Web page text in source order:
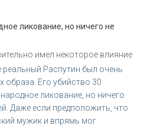
ликование, но ничего не
имел некоторое влияние
Распутин был очень
образа. Его убийство 30
ликование, но ничего
Даже если предположить, что
мужик и впрямь мог